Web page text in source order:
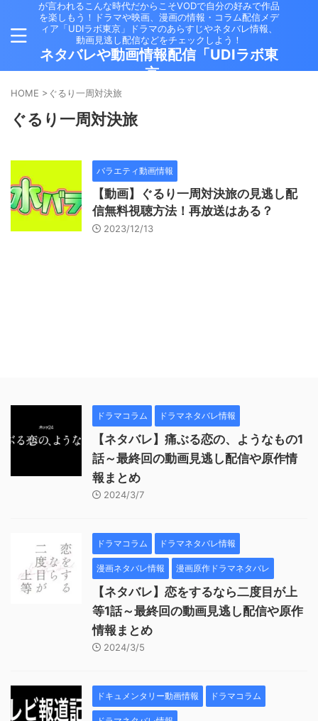
が言われるこんな時代だからこそVODで自分の好みで作品
を楽しもう！ドラマや映画、漫画の情報・コラム配信メデ
ィア「UDIラボ東京」ドラマのあらすじやネタバレ情報、
動画見逃し配信などをチェックしよう！
ネタバレや動画情報配信「UDIラボ東
京」
HOME > ぐるり一周対決旅
ぐるり一周対決旅
バラエティ動画情報
【動画】ぐるり一周対決旅の見逃し配
信無料視聴方法！再放送はある？
2023/12/13
ドラマコラム ドラマネタバレ情報
【ネタバレ】痛ぶる恋の、ようなもの1
話～最終回の動画見逃し配信や原作情
報まとめ
2024/3/7
ドラマコラム ドラマネタバレ情報
漫画ネタバレ情報 漫画原作ドラマネタバレ
【ネタバレ】恋をするなら二度目が上
等1話～最終回の動画見逃し配信や原作
情報まとめ
2024/3/5
ドキュメンタリー動画情報 ドラマコラム